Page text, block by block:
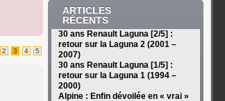
2 3 4 5
ARTICLES
RÉCENTS
30 ans Renault Laguna [2/5] :
retour sur la Laguna 2 (2001 –
2007)
30 ans Renault Laguna [1/5] :
retour sur la Laguna 1 (1994 –
2000)
Alpine : Enfin dévoilée en « vrai »